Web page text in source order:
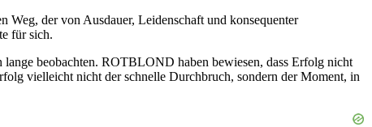
der von Ausdauer, Leidenschaft und konsequenter
für sich.
beobachten. ROTBLOND haben bewiesen, dass Erfolg nicht
vielleicht nicht der schnelle Durchbruch, sondern der Moment, in